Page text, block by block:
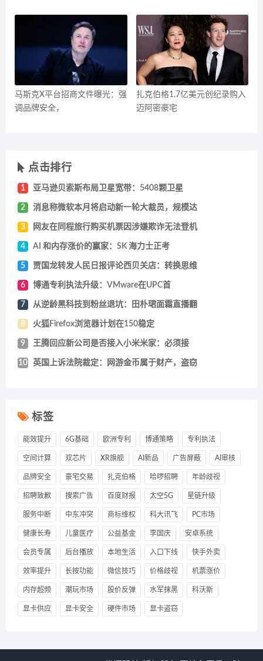
马斯克X平台招商文件曝光：强
调品牌安全，
扎克伯格1.7亿美元创纪录购入
迈阿密豪宅
点击排行
1 亚马逊贝索斯布局卫星宽带：5408颗卫星
2 消息称微软本月将启动新一轮大裁员，规模达
3 网友在同程旅行购买机票因涉嫌欺诈无法登机
4 AI 和内存涨价的赢家：SK 海力士正考
5 贾国龙转发人民日报评论西贝关店：转换思维
6 博通专利执法升级：VMware在UPC首
7 从逆龄黑科技到粉丝退坑：田朴珺面霜直播翻
8 火狐Firefox浏览器计划在150稳定
9 王腾回应新公司是否接入小米米家：必须接
10 英国上诉法院裁定：网游金币属于财产，盗窃
标签
能效提升 6G基础 欧洲专利 博通策略 专利执法
空间计算 双芯片 XR旗舰 AI新品 广告屏蔽 AI审核
品牌安全 豪宅交易 扎克伯格 哈啰招聘 年龄歧视
招聘致歉 搜索广告 百度财报 太空5G 星链升级
服务中断 中东冲突 商标维权 科大讯飞 PC市场
健康长寿 儿童医疗 公益基金 李国庆 安卓系统
会员专属 后台播放 本地生活 入口下线 快手外卖
效率提升 长按功能 微信技巧 价格歧视 机票涨价
内存超频 潮玩市场 股价反弹 水军抹黑 科沃斯
显卡供应 显卡安全 硬件市场 显卡盗窃